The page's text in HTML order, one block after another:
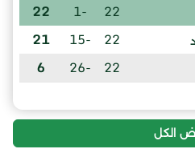
22
-1
22
22
-15
21
22
-26
6
الكل